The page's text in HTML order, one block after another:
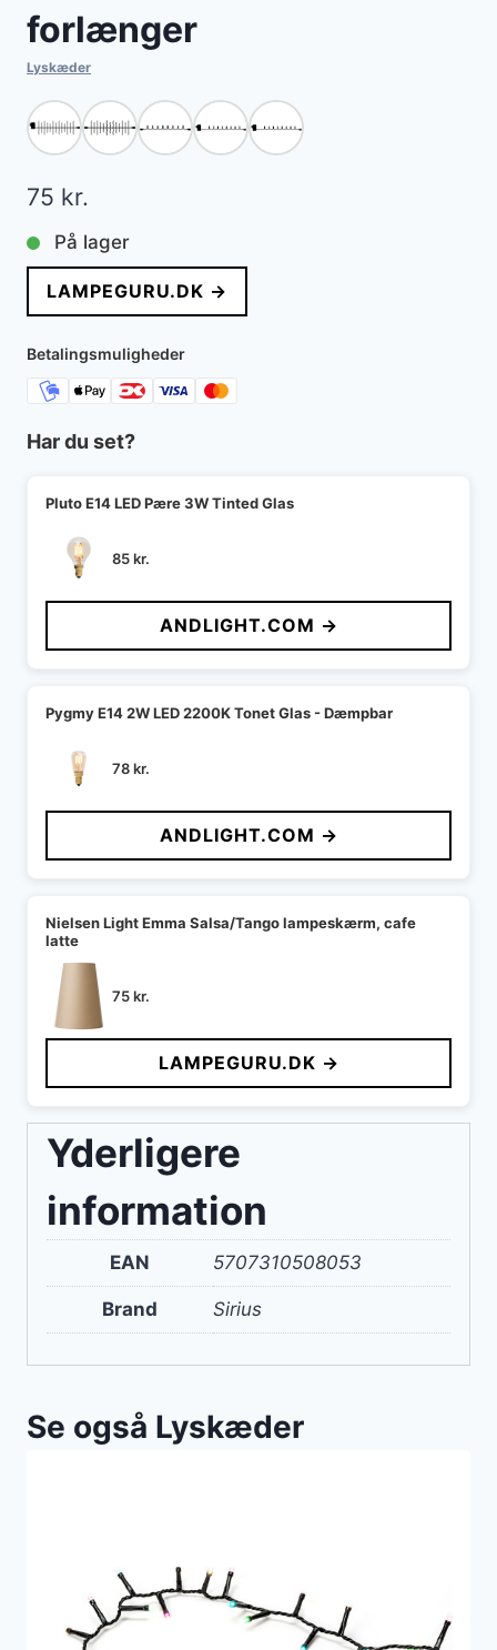
forlænger
Lyskæder
75 kr.
På lager
LAMPEGURU.DK →
Betalingsmuligheder
Har du set?
Pluto E14 LED Pære 3W Tinted Glas
85kr.
ANDLIGHT.COM →
Pygmy E14 2W LED 2200K Tonet Glas - Dæmpbar
78kr.
ANDLIGHT.COM →
Nielsen Light Emma Salsa/Tango lampeskærm, cafe
latte
75kr.
LAMPEGURU.DK →
Yderligere
information
EAN 5707310508053
Brand Sirius
Se også Lyskæder